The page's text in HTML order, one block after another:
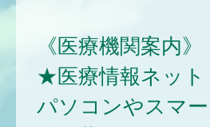
《医療機関案内》
★医療情報ネット
パソコンやスマ